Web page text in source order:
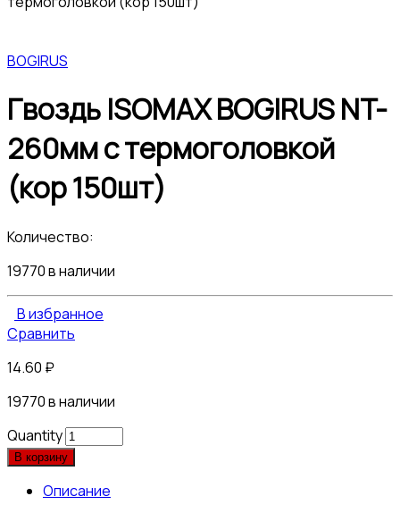
BOGIRUS
Гвоздь ISOMAX BOGIRUS NT-
260мм с термоголовкой
(кор 150шт)
Количество:
19770 в наличии
В избранное
Сравнить
14.60 ₽
19770 в наличии
Quantity
В корзину
Описание